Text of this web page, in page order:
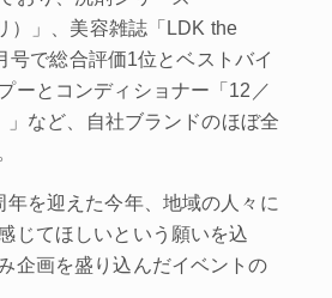
）」、美容雑誌「LDK the
号で総合評価1位とベストバイ
ーとコンディショナー「12／
」など、自社ブランドのほぼ全
を迎えた今年、地域の人々に
じてほしいという願いを込
企画を盛り込んだイベントの